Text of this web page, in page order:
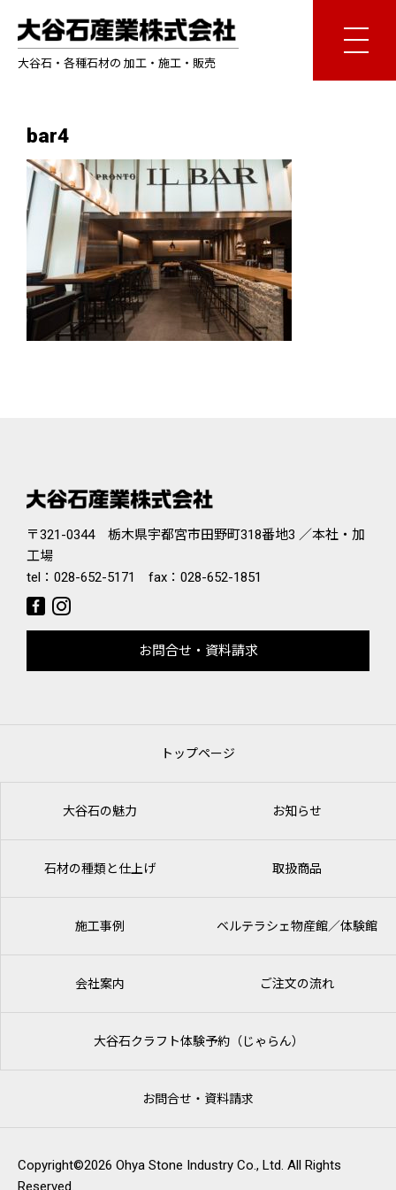
大谷石・各種石材の 加工・施工・販売
bar4
〒321-0344 栃木県宇都宮市田野町318番地3 ／本社・加
工場
tel： 028-652-5171 fax：028-652-1851
お問合せ・資料請求
トップページ
大谷石の魅力 お知らせ
石材の種類と仕上げ 取扱商品
施工事例 ベルテラシェ物産館／体験館
会社案内 ご注文の流れ
大谷石クラフト体験予約（じゃらん）
お問合せ・資料請求
Copyright©2026 Ohya Stone Industry Co., Ltd. All Rights
Reserved.